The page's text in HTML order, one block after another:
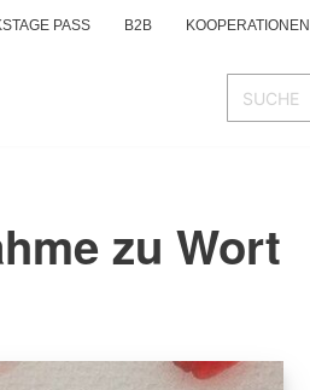
PASS B2B KOOPERATIONEN
zu Wort